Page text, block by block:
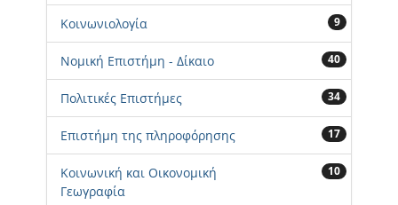
Κοινωνιολογία 9
Νομική Επιστήμη - Δίκαιο 40
Πολιτικές Επιστήμες 34
Επιστήμη της πληροφόρησης 17
Κοινωνική και Οικονομική
Γεωγραφία
10